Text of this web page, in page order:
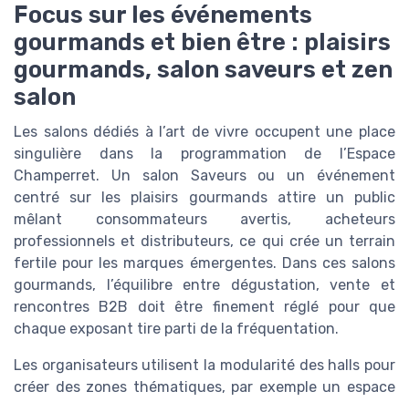
Focus sur les événements
gourmands et bien être : plaisirs
gourmands, salon saveurs et zen
salon
Les salons dédiés à l’art de vivre occupent une place
singulière dans la programmation de l’Espace
Champerret. Un salon Saveurs ou un événement
centré sur les plaisirs gourmands attire un public
mêlant consommateurs avertis, acheteurs
professionnels et distributeurs, ce qui crée un terrain
fertile pour les marques émergentes. Dans ces salons
gourmands, l’équilibre entre dégustation, vente et
rencontres B2B doit être finement réglé pour que
chaque exposant tire parti de la fréquentation.
Les organisateurs utilisent la modularité des halls pour
créer des zones thématiques, par exemple un espace